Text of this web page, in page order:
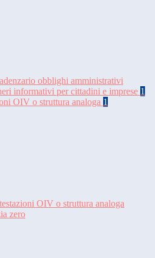
obblighi amministrativi
informativi per cittadini e imprese 1
OIV o struttura analoga 1
OIV o struttura analoga
zero